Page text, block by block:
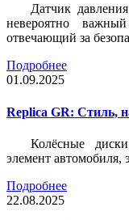
Датчик
невероятно
отвечающий за
Подробнее
01.09.2025
Replica GR: Стиль,
Колёсные
элемент автомобиля,
Подробнее
22.08.2025